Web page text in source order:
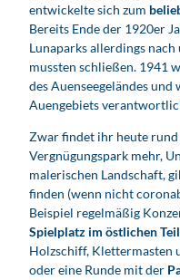
entwickelte sich zum
Bereits Ende der 1920er
Lunaparks allerdings
mussten schließen. 1941
des Auenseegeländes
Auengebiets
Zwar findet ihr heute rund
Vergnügungspark mehr,
malerischen Landschaft,
finden (wenn nicht
Beispiel regelmäßig
Spielplatz im östlichen
Holzschiff, Klettermasten
oder eine Runde mit der